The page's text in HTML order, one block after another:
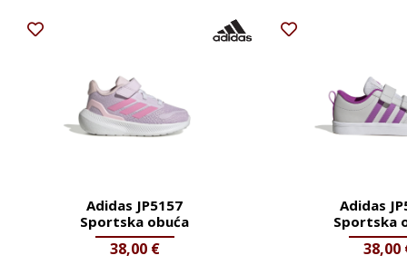
Adidas JP5157
Sportska obuća
38,00 €
Adidas
Sportska
38,00